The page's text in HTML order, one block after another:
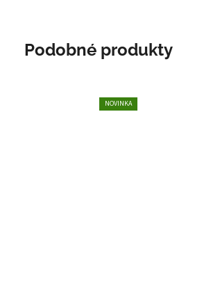
Podobné produkty
NOVINKA